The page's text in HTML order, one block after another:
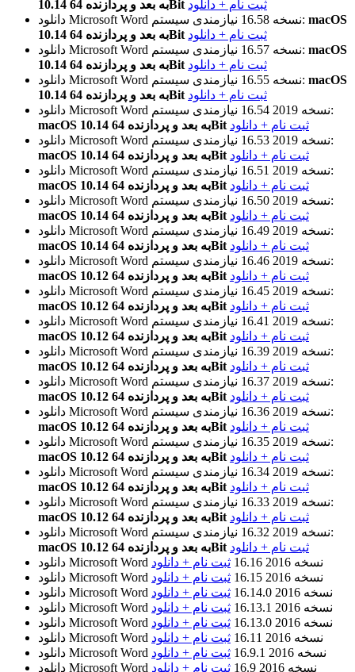
10.14 به بعد و پردازنده 64Bit ثبت نام + دانلود
دانلود Microsoft Word
نسخه 16.58نیازمندی سیستم: macOS
10.14 به بعد و پردازنده 64Bit ثبت نام + دانلود
دانلود Microsoft Word
نسخه 16.57نیازمندی سیستم: macOS
10.14 به بعد و پردازنده 64Bit ثبت نام + دانلود
دانلود Microsoft Word
نسخه 16.55نیازمندی سیستم: macOS
10.14 به بعد و پردازنده 64Bit ثبت نام + دانلود
دانلود Microsoft Word
نسخه 2019 16.54نیازمندی سیستم:
macOS 10.14 به بعد و پردازنده 64Bit ثبت نام + دانلود
دانلود Microsoft Word
نسخه 2019 16.53نیازمندی سیستم:
macOS 10.14 به بعد و پردازنده 64Bit ثبت نام + دانلود
دانلود Microsoft Word
نسخه 2019 16.51نیازمندی سیستم:
macOS 10.14 به بعد و پردازنده 64Bit ثبت نام + دانلود
دانلود Microsoft Word
نسخه 2019 16.50نیازمندی سیستم:
macOS 10.14 به بعد و پردازنده 64Bit ثبت نام + دانلود
دانلود Microsoft Word
نسخه 2019 16.49نیازمندی سیستم:
macOS 10.14 به بعد و پردازنده 64Bit ثبت نام + دانلود
دانلود Microsoft Word
نسخه 2019 16.46نیازمندی سیستم:
macOS 10.12 به بعد و پردازنده 64Bit ثبت نام + دانلود
دانلود Microsoft Word
نسخه 2019 16.45نیازمندی سیستم:
macOS 10.12 به بعد و پردازنده 64Bit ثبت نام + دانلود
دانلود Microsoft Word
نسخه 2019 16.41نیازمندی سیستم:
macOS 10.12 به بعد و پردازنده 64Bit ثبت نام + دانلود
دانلود Microsoft Word
نسخه 2019 16.39نیازمندی سیستم:
macOS 10.12 به بعد و پردازنده 64Bit ثبت نام + دانلود
دانلود Microsoft Word
نسخه 2019 16.37نیازمندی سیستم:
macOS 10.12 به بعد و پردازنده 64Bit ثبت نام + دانلود
دانلود Microsoft Word
نسخه 2019 16.36نیازمندی سیستم:
macOS 10.12 به بعد و پردازنده 64Bit ثبت نام + دانلود
دانلود Microsoft Word
نسخه 2019 16.35نیازمندی سیستم:
macOS 10.12 به بعد و پردازنده 64Bit ثبت نام + دانلود
دانلود Microsoft Word
نسخه 2019 16.34نیازمندی سیستم:
macOS 10.12 به بعد و پردازنده 64Bit ثبت نام + دانلود
دانلود Microsoft Word
نسخه 2019 16.33نیازمندی سیستم:
macOS 10.12 به بعد و پردازنده 64Bit ثبت نام + دانلود
دانلود Microsoft Word
نسخه 2019 16.32نیازمندی سیستم:
macOS 10.12 به بعد و پردازنده 64Bit ثبت نام + دانلود
دانلود Microsoft Word
نسخه 2016 16.16
ثبت نام + دانلود
دانلود Microsoft Word
نسخه 2016 16.15
ثبت نام + دانلود
دانلود Microsoft Word
نسخه 2016 16.14.0
ثبت نام + دانلود
دانلود Microsoft Word
نسخه 2016 16.13.1
ثبت نام + دانلود
دانلود Microsoft Word
نسخه 2016 16.13.0
ثبت نام + دانلود
دانلود Microsoft Word
نسخه 2016 16.11
ثبت نام + دانلود
دانلود Microsoft Word
نسخه 2016 16.9.1
ثبت نام + دانلود
دانلود Microsoft Word
نسخه 2016 16.9
ثبت نام + دانلود